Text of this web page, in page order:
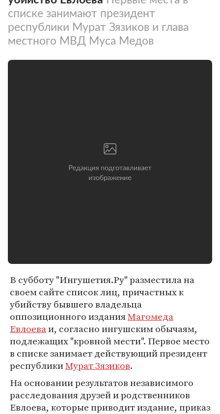
списке занимают президент
республики Мурат Зязиков и глава
местного МВД Муса Медов
В субботу "Ингушетия.Ру" разместила на
своем сайте список лиц, причастных к
убийству бывшего владельца
оппозиционного изданияМагомеда
Евлоеваи, согласно ингушским обычаям,
подлежащих "кровной мести". Первое место
в списке занимает действующий президент
республикиМурат Зязиков.
На основании результатов независимого
расследования друзей и родственников
Евлоева, которые приводит издание, приказ